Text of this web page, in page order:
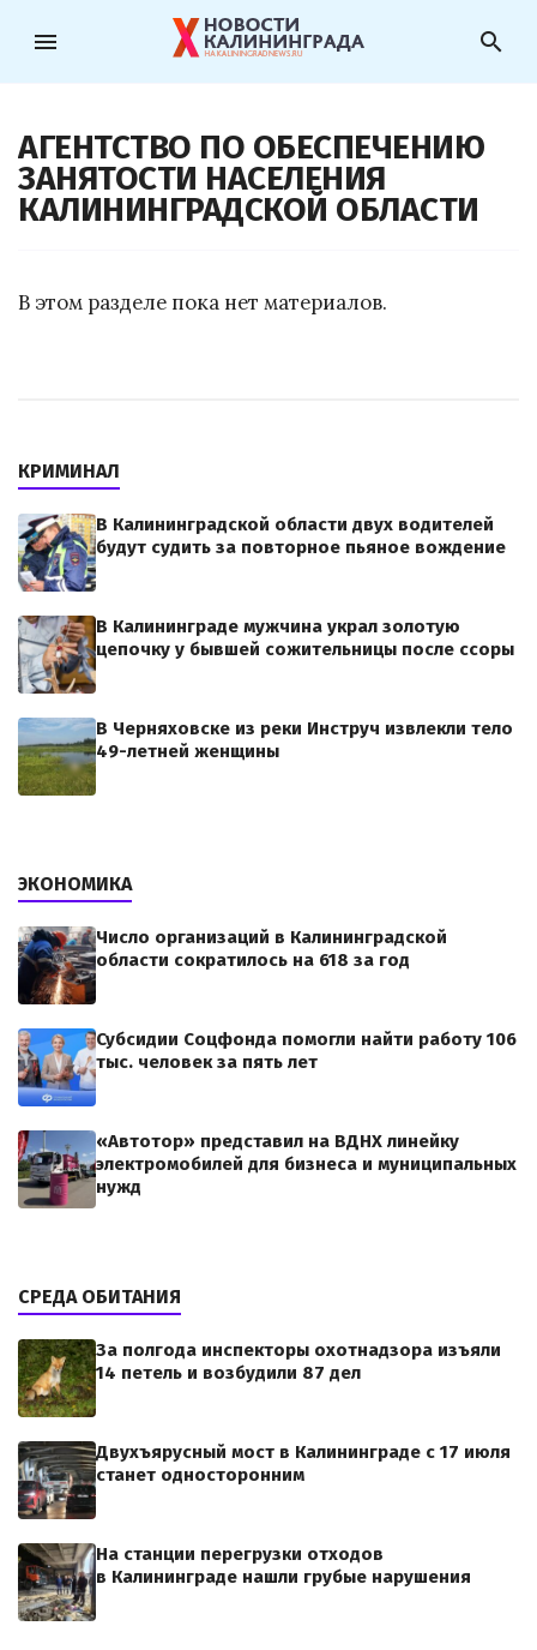
menu search
АГЕНТСТВО ПО ОБЕСПЕЧЕНИЮ
ЗАНЯТОСТИ НАСЕЛЕНИЯ
КАЛИНИНГРАДСКОЙ ОБЛАСТИ
В этом разделе пока нет материалов.
КРИМИНАЛ
В Калининградской области двух водителей
будут судить за повторное пьяное вождение
В Калининграде мужчина украл золотую
цепочку у бывшей сожительницы после ссоры
В Черняховске из реки Инструч извлекли тело
49-летней женщины
ЭКОНОМИКА
Число организаций в Калининградской
области сократилось на 618 за год
Субсидии Соцфонда помогли найти работу 106
тыс. человек за пять лет
«Автотор» представил на ВДНХ линейку
электромобилей для бизнеса и муниципальных
нужд
СРЕДА ОБИТАНИЯ
За полгода инспекторы охотнадзора изъяли
14 петель и возбудили 87 дел
Двухъярусный мост в Калининграде с 17 июля
станет односторонним
На станции перегрузки отходов
в Калининграде нашли грубые нарушения